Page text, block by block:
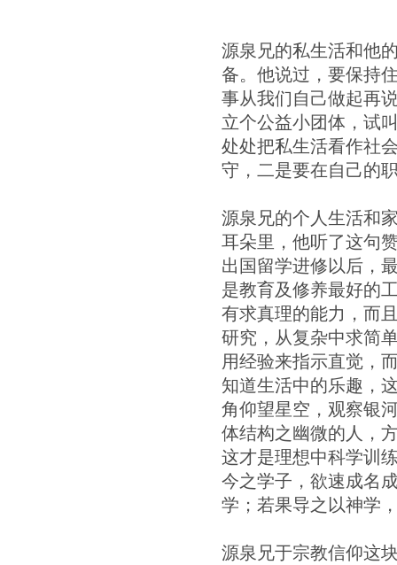
源泉兄的私生活和他
备。他说过，要保持
事从我们自己做起再
立个公益小团体，试
处处把私生活看作社
守，二是要在自己的
源泉兄的个人生活和
耳朵里，他听了这句
出国留学进修以后，
是教育及修养最好的
有求真理的能力，而
研究，从复杂中求简
用经验来指示直觉，
知道生活中的乐趣，
角仰望星空，观察银
体结构之幽微的人，
这才是理想中科学训
今之学子，欲速成名
学；若果导之以神学
源泉兄于宗教信仰这